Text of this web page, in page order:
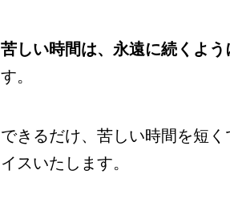
苦しい時間は、永遠に続くよう
す。
できるだけ、苦しい時間を短
イスいたします。